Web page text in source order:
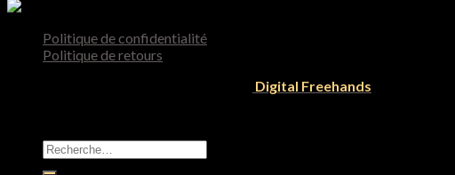
Politique de confidentialité
Politique de retours
Digital Freehands
Recherche
pour :